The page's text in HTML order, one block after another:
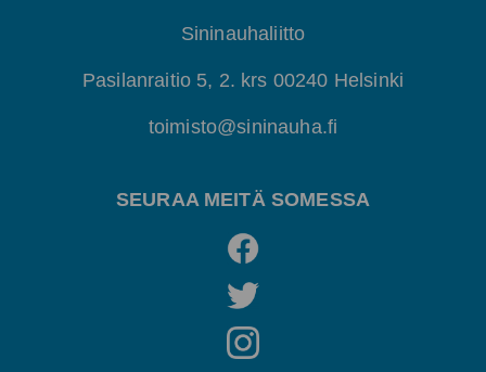
Sininauhaliitto
Pasilanraitio 5, 2. krs 00240 Helsinki
toimisto@sininauha.fi
SEURAA MEITÄ SOMESSA